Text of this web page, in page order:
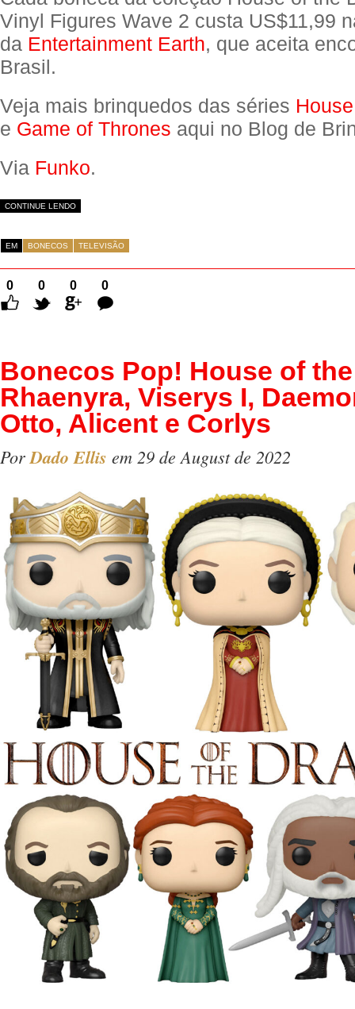
Vinyl Figures Wave 2 custa US$11,99
da Entertainment Earth, que aceita
Brasil.
Veja mais brinquedos das séries
e Game of Thrones aqui no Blog de
Via Funko.
CONTINUE LENDO
EM BONECOS TELEVISÃO
0 0 0
0
Comentários
Bonecos Pop! House of
Rhaenyra, Viserys I,
Otto, Alicent e Corlys
PorDado Ellis em 29 de August de 2022